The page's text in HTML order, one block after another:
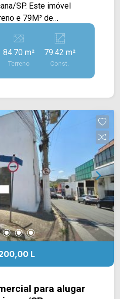
imóvel
e 79M² de
amplo salão com
piso frio e fachada em
Antônio Pinto Duarte,
Saúde e Av. Nossa
sua visita!! WhatsApp
-
84.70 m²
Terreno
79.42 m²
Const.
L
para alugar